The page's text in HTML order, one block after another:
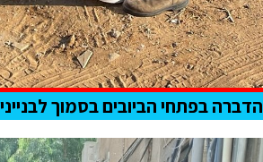
הדברה בפתחי הביובים בסמוך